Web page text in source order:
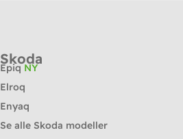
Skoda
EpiqNY
Elroq
Enyaq
Se alle Skoda modeller